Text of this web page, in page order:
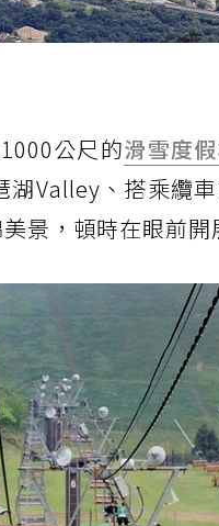
公尺的滑雪度
Valley、搭乘纜
景，頓時在眼前開